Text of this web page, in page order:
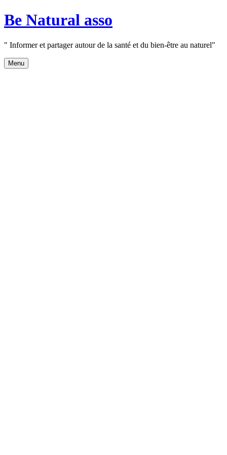
Aller
au
Be Natural asso
" Informer et partager autour de la santé et du bien-être au naturel"
Menu